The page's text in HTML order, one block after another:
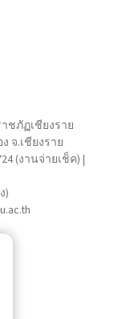
ชภัฏเชียงราย
จ.เชียงราย
(งานจ่ายเช็ค) |
)